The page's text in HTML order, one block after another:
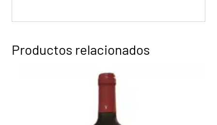
Productos relacionados